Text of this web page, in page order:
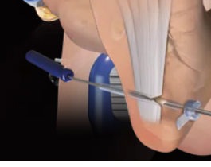
Hand & Handgelenk
Endoskopische Karpaltunnel-
Centerline™